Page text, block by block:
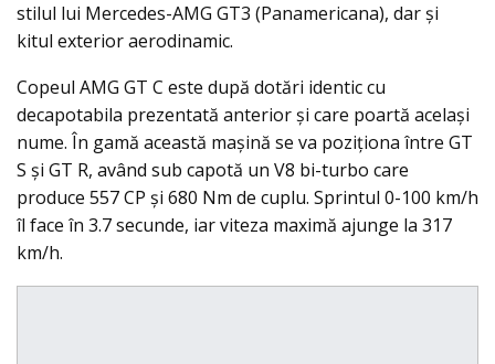
stilul lui Mercedes-AMG GT3 (Panamericana), dar şi
kitul exterior aerodinamic.
Copeul AMG GT C este după dotări identic cu
decapotabila prezentată anterior şi care poartă acelaşi
nume. În gamă această maşină se va poziţiona între GT
S şi GT R, având sub capotă un V8 bi-turbo care
produce 557 CP şi 680 Nm de cuplu. Sprintul 0-100 km/h
îl face în 3.7 secunde, iar viteza maximă ajunge la 317
km/h.